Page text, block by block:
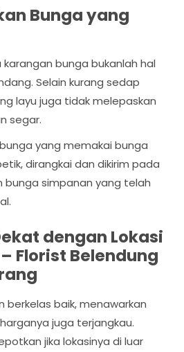
Bunga yang
bunga bukanlah hal
Selain kurang sedap
layu juga tidak melepaskan
segar.
yang memakai bunga
dirangkai dan dikirim pada
bunga simpanan yang telah
dengan Lokasi
Florist Belendung
berkelas baik, menawarkan
juga terjangkau.
jika lokasinya di luar